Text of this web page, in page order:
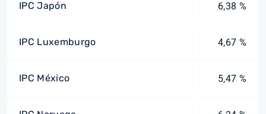
IPC Japón 6,38 %
IPC Luxemburgo 4,67 %
IPC México 5,47 %